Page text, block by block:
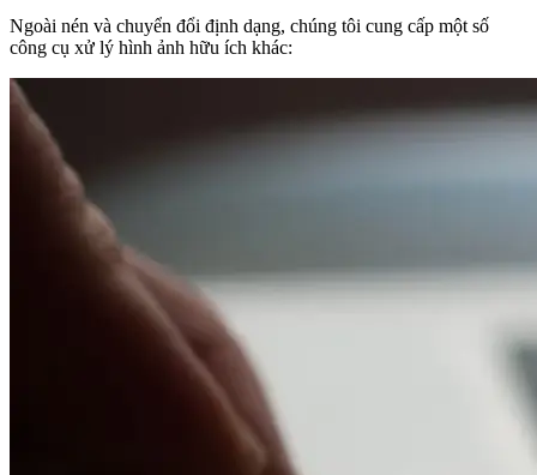
Ngoài nén và chuyển đổi định dạng, chúng tôi cung cấp một số
công cụ xử lý hình ảnh hữu ích khác: